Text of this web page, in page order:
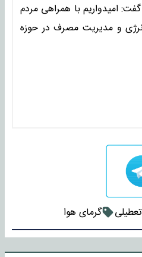
امیدواریم با همراهی مردم
و مدیریت مصرف در حوزه
تعطیلی گرمای هوا